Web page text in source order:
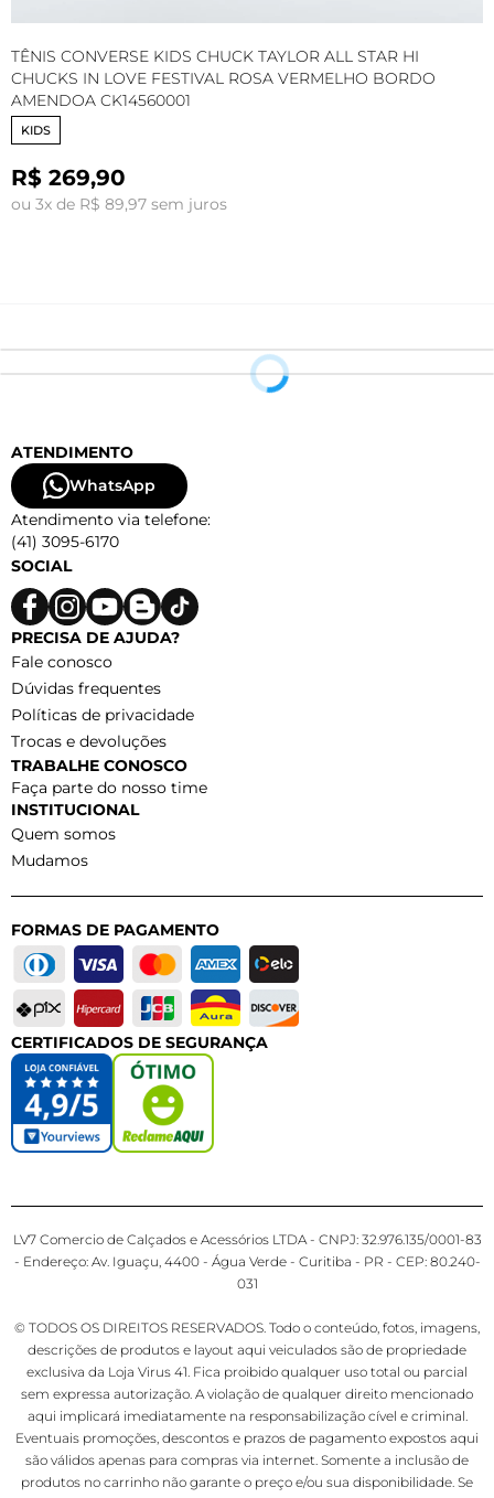
TÊNIS CONVERSE KIDS CHUCK TAYLOR ALL STAR HI
CHUCKS IN LOVE FESTIVAL ROSA VERMELHO BORDO
AMENDOA CK14560001
KIDS
R$ 269,90
ou 3x de R$ 89,97 sem juros
ATENDIMENTO
WhatsApp
Atendimento via telefone:
(41) 3095-6170
SOCIAL
PRECISA DE AJUDA?
Fale conosco
Dúvidas frequentes
Políticas de privacidade
Trocas e devoluções
TRABALHE CONOSCO
Faça parte do nosso time
INSTITUCIONAL
Quem somos
Mudamos
FORMAS DE PAGAMENTO
CERTIFICADOS DE SEGURANÇA
LV7 Comercio de Calçados e Acessórios LTDA - CNPJ: 32.976.135/0001-83
- Endereço: Av. Iguaçu, 4400 - Água Verde - Curitiba - PR - CEP: 80.240-
031
© TODOS OS DIREITOS RESERVADOS. Todo o conteúdo, fotos, imagens,
descrições de produtos e layout aqui veiculados são de propriedade
exclusiva da Loja Virus 41. Fica proibido qualquer uso total ou parcial
sem expressa autorização. A violação de qualquer direito mencionado
aqui implicará imediatamente na responsabilização cível e criminal.
Eventuais promoções, descontos e prazos de pagamento expostos aqui
são válidos apenas para compras via internet. Somente a inclusão de
produtos no carrinho não garante o preço e/ou sua disponibilidade. Se